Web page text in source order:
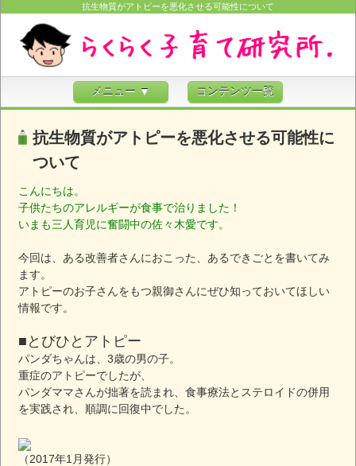
抗生物質がアトピーを悪化させる可能性について
メニュー ▼ コンテンツ一覧
抗生物質がアトピーを悪化させる可能性に
ついて
こんにちは。
子供たちのアレルギーが食事で治りました！
いまも三人育児に奮闘中の佐々木愛です。
今回は、ある改善者さんにおこった、あるできごとを書いてみ
ます。
アトピーのお子さんをもつ親御さんにぜひ知っておいてほしい
情報です。
■とびひとアトピー
パンダちゃんは、3歳の男の子。
重症のアトピーでしたが、
パンダママさんが拙著を読まれ、食事療法とステロイドの併用
を実践され、順調に回復中でした。
（2017年1月発行）